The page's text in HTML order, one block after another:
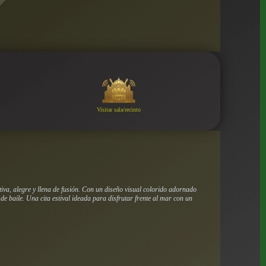
Visitar sala/recinto
alegre y llena de fusión. Con un diseño visual colorido adornado
baile. Una cita estival ideada para disfrutar frente al mar con un